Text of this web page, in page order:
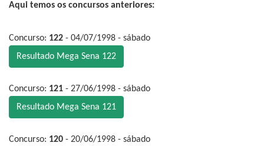
Aqui temos os concursos anteriores:
Concurso: 122 - 04/07/1998 - sábado
Resultado Mega Sena 122
Concurso: 121 - 27/06/1998 - sábado
Resultado Mega Sena 121
Concurso: 120 - 20/06/1998 - sábado